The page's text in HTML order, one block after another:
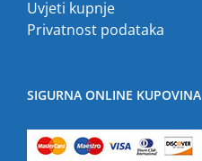
Uvjeti kupnje
Privatnost podataka
SIGURNA ONLINE KUPOVINA